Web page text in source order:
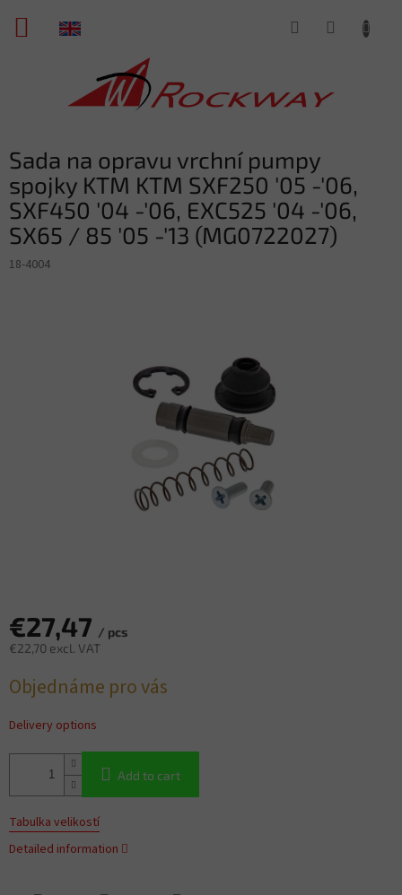
content
SHOPPING
Sada na opravu vrchní pumpy
spojky KTM KTM SXF250 '05 -'06,
SXF450 '04 -'06, EXC525 '04 -'06,
SX65 / 85 '05 -'13 (MG0722027)
18-4004
€27,47 / pcs
€22,70 excl. VAT
price:
Objednáme pro vás
Delivery options
Add to cart
Tabulka velikostí
Detailed information